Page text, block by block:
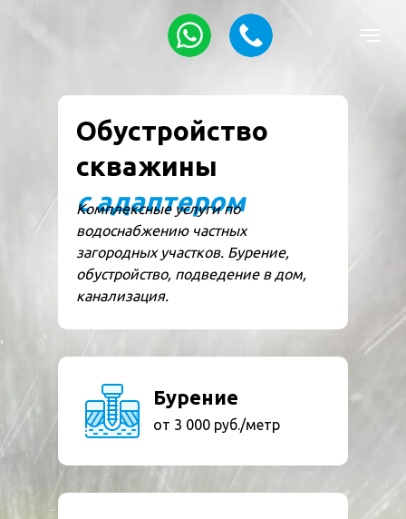
Обустройство
скважины
с адаптером
Комплексные услуги по
водоснабжению частных
загородных участков. Бурение,
обустройство, подведение в дом,
канализация.
Бурение
от 3 000 руб./метр